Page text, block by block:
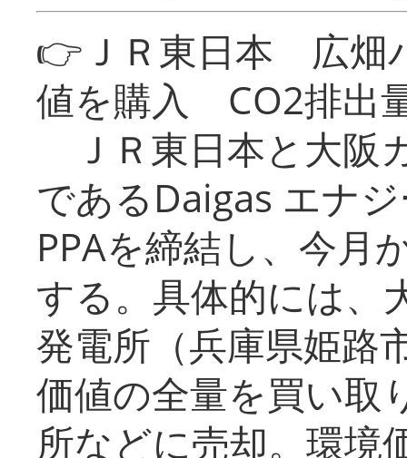
👉ＪＲ東日本 広畑
値を購入 CO2排出
ＪＲ東日本と大阪
であるDaigas エナ
PPAを締結し、今月
する。具体的には、
発電所（兵庫県姫路
価値の全量を買い取
所などに売却。環境